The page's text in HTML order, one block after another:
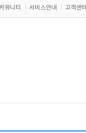
뮤니티 서비스안내 고객센터